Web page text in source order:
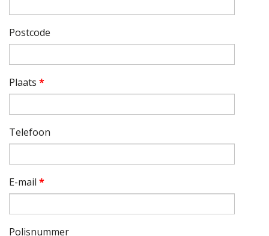
Postcode
Plaats *
Telefoon
E-mail *
Polisnummer